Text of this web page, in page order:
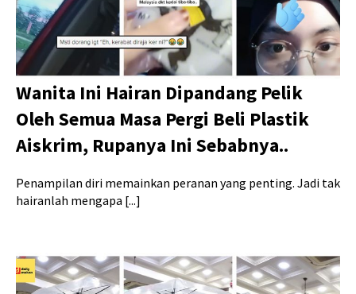
Wanita Ini Hairan Dipandang Pelik
Oleh Semua Masa Pergi Beli Plastik
Aiskrim, Rupanya Ini Sebabnya..
Penampilan diri memainkan peranan yang penting. Jadi tak
hairanlah mengapa [...]